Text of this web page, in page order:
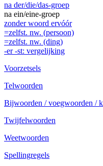
na der/die/das-groep
na ein/eine-groep
zonder woord ervóór
=zelfst. nw. (persoon)
=zelfst. nw. (ding)
-er -st: vergelijking
Voorzetsels
Telwoorden
Bijwoorden / voegwoorden /
Twijfelwoorden
Weetwoorden
Spellingregels